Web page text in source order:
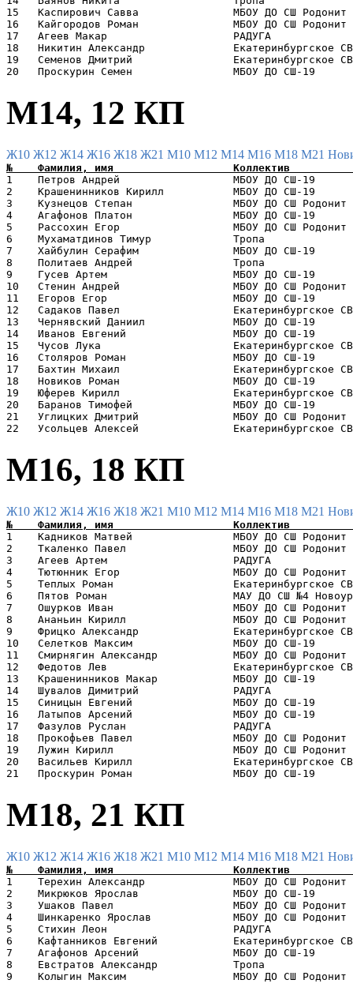
15   Каспирович Савва               МБОУ ДО СШ
16   Кайгородов Роман               МБОУ ДО СШ
17   Агеев Макар                    РАДУГА
18   Никитин Александр
19   Семенов Дмитрий
М14, 12 КП
Ж10 Ж12 Ж14 Ж16 Ж18 Ж21 М10 М12 М14 М16 М18 М21
1    Петров Андрей                  МБОУ ДО
2    Крашенинников Кирилл           МБОУ ДО
3    Кузнецов Степан                МБОУ ДО СШ
4    Агафонов Платон                МБОУ ДО СШ-
5    Рассохин Егор                  МБОУ ДО СШ
6    Мухаматдинов Тимур             Тропа
7    Хайбулин Серафим               МБОУ ДО СШ-
8    Политаев Андрей                Тропа
9    Гусев Артем                    МБОУ ДО СШ-
10   Стенин Андрей                  МБОУ ДО СШ
11   Егоров Егор                    МБОУ ДО СШ-
12   Садаков Павел
13   Чернявский Даниил              МБОУ ДО СШ-
14   Иванов Евгений                 МБОУ ДО СШ-
15   Чусов Лука
16   Столяров Роман                 МБОУ ДО СШ-
17   Бахтин Михаил
18   Новиков Роман                  МБОУ
19   Юферев Кирилл
20   Баранов Тимофей                МБОУ
21   Углицких Дмитрий               МБОУ
М16, 18 КП
Ж10 Ж12 Ж14 Ж16 Ж18 Ж21 М10 М12 М14 М16 М18 М21
1    Кадников Матвей                МБОУ ДО СШ
2    Ткаленко Павел                 МБОУ ДО СШ
3    Агеев Артем                    РАДУГА
4    Тютюнник Егор                  МБОУ ДО СШ
5    Теплых Роман
6    Пятов Роман                    МАУ ДО СШ №4
7    Ошурков Иван                   МБОУ ДО СШ
8    Ананьин Кирилл                 МБОУ ДО СШ
9    Фрицко Александр
10   Селетков Максим                МБОУ ДО СШ-
11   Смирнягин Александр            МБОУ ДО СШ
12   Федотов Лев
13   Крашенинников Макар            МБОУ ДО
14   Шувалов Димитрий               РАДУГА
15   Синицын Евгений                МБОУ ДО СШ-
16   Латыпов Арсений                МБОУ ДО СШ-
17   Фазулов Руслан                 РАДУГА
18   Прокофьев Павел                МБОУ ДО СШ
19   Лужин Кирилл                   МБОУ ДО
20   Васильев Кирилл
М18, 21 КП
Ж10 Ж12 Ж14 Ж16 Ж18 Ж21 М10 М12 М14 М16 М18 М21
1    Терехин Александр              МБОУ ДО СШ
2    Микрюков Ярослав               МБОУ ДО СШ-
3    Ушаков Павел                   МБОУ ДО СШ
4    Шинкаренко Ярослав             МБОУ ДО СШ
5    Стихин Леон                    РАДУГА
6    Кафтанников Евгений
7    Агафонов Арсений               МБОУ ДО СШ-
8    Евстратов Александр            Тропа